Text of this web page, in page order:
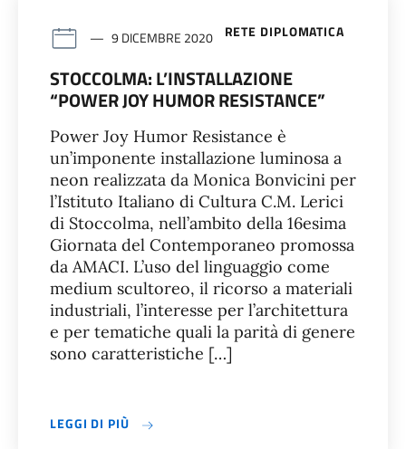
RETE DIPLOMATICA
9 DICEMBRE 2020
STOCCOLMA: L’INSTALLAZIONE
“POWER JOY HUMOR RESISTANCE”
Power Joy Humor Resistance è
un’imponente installazione luminosa a
neon realizzata da Monica Bonvicini per
l’Istituto Italiano di Cultura C.M. Lerici
di Stoccolma, nell’ambito della 16esima
Giornata del Contemporaneo promossa
da AMACI. L’uso del linguaggio come
medium scultoreo, il ricorso a materiali
industriali, l’interesse per l’architettura
e per tematiche quali la parità di genere
sono caratteristiche […]
LEGGI DI PIÙ